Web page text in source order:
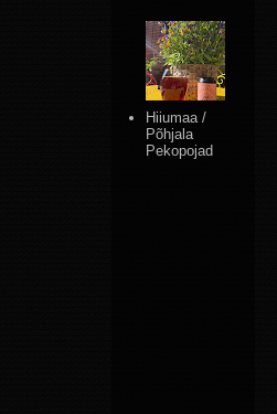
Hiiumaa /
Põhjala
Pekopojad